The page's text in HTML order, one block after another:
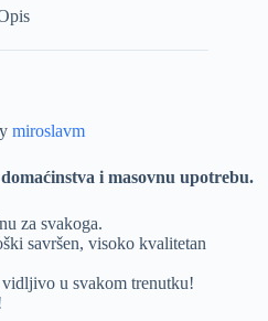
miroslavm
i masovnu upotrebu.
za svakoga.
savršen, visoko kvalitetan
u svakom trenutku!